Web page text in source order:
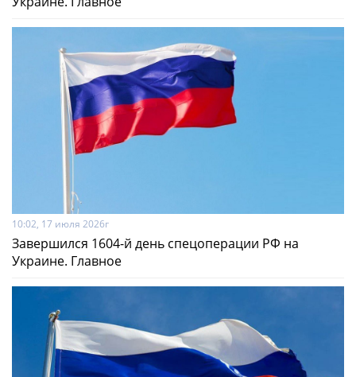
10:02, 17 июля 2026г
Завершился 1604-й день спецоперации РФ на
Украине. Главное